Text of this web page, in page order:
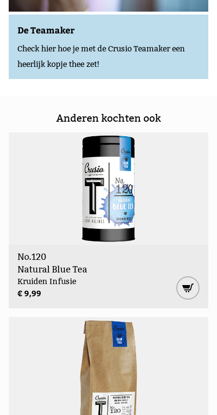
De Teamaker
Check hier hoe je met de Crusio Teamaker een
heerlijk kopje thee zet!
Anderen kochten ook
No.120
Natural Blue Tea
Kruiden Infusie
€ 9,99